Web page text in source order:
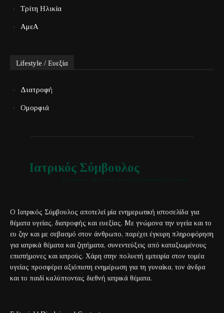
Τρίτη Ηλικία
ΑμεΑ
Lifestyle / Ευεξία
Διατροφή
Ομορφιά
Ιατρικός Σύμβουλος
Ο Ιατρικός Σύμβουλος αποτελεί μία ενημερωτική ιστοσελίδα για
θέματα υγείας, διατροφής και ευεξίας. Με γνώμονα την υγεία και το
ευ ζην και με σεβασμό στον άνθρωπο, παρέχει έγκυρη πληροφόρηση
για ιατρικά θέματα και ζητήματα, συνεντεύξεις από καταξιωμένους
επιστήμονες και ιατρούς. Χάρη στην πολυετή εμπειρία στον τομέα
υγείας προσφέρει αξιόπιστη ενημέρωση για τη γυναίκα, τον άνδρα
και το παιδί καλύπτοντας διεθνή ιατρικά θέματα.